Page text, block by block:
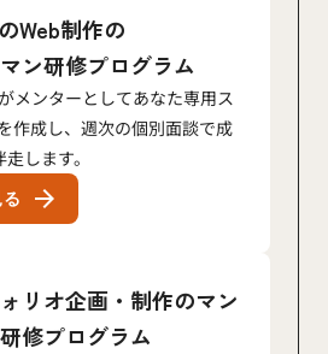
Web制作の
ン研修プログラム
メンターとしてあなた専用ス
作成し、週次の個別面談で成
します。
arrow_forward
リオ企画・制作のマン
修プログラム